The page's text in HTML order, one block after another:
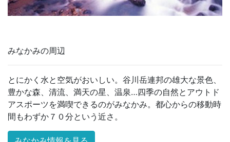
みなかみの周辺
とにかく水と空気がおいしい。谷川岳連邦の雄大な景色、
豊かな森、清流、満天の星、温泉…四季の自然とアウトド
アスポーツを満喫できるのがみなかみ。都心からの移動時
間もわずか７０分という近さ。